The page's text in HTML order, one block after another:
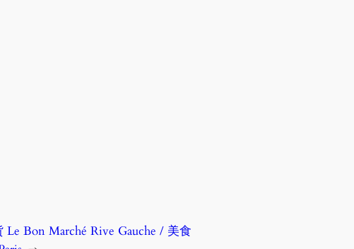
Bon Marché Rive Gauche / 美食